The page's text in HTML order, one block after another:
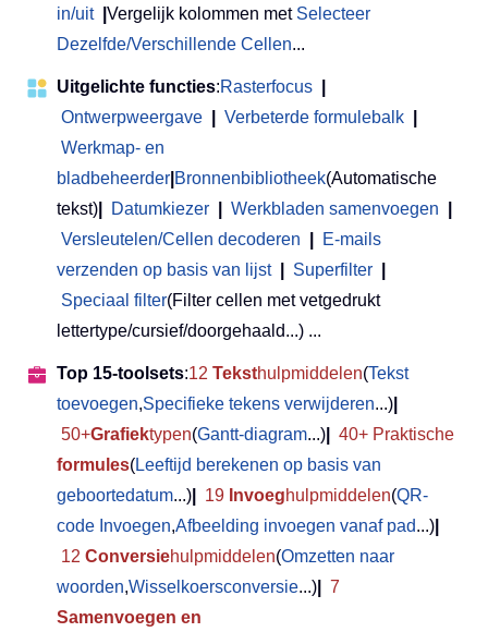
in/uit
Vergelijk kolommen met Selecteer
Dezelfde/Verschillende Cellen...
Uitgelichte functies:Rasterfocus
Ontwerpweergave
Verbeterde formulebalk
Werkmap- en
bladbeheerder Bronnenbibliotheek(Automatische
tekst)
Datumkiezer Werkbladen samenvoegen
Versleutelen/Cellen decoderen
E-mails
verzenden op basis van lijst
Superfilter
Speciaal filter(Filter cellen met vetgedrukt
lettertype/cursief/doorgehaald...) ...
Top 15-toolsets:12 Teksthulpmiddelen(Tekst
toevoegen,Specifieke tekens verwijderen...)
50+Grafiektypen(Gantt-diagram...)
40+ Praktische
formules(Leeftijd berekenen op basis van
geboortedatum...) 19 Invoeghulpmiddelen(QR-
code Invoegen,Afbeelding invoegen vanaf pad...)
12 Conversiehulpmiddelen(Omzetten naar
woorden,Wisselkoersconversie...)
7
Samenvoegen en